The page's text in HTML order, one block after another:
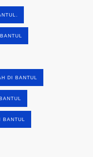
DI BANTUL